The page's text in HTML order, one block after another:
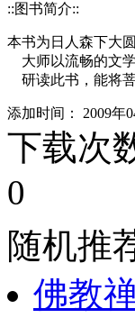
::图书简介::
本书为日人森下大
大师以流畅的文
研读此书，能将
添加时间： 2009年
下载次
0
随机推
佛教